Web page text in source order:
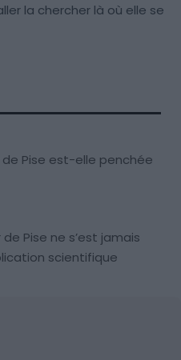
la chercher là où elle se
Pise est-elle penchée
Pise ne s’est jamais
scientifique